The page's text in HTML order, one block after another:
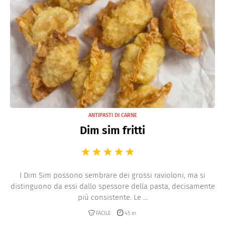
ANTIPASTI DI CARNE
Dim sim fritti
I Dim Sim possono sembrare dei grossi ravioloni, ma si
distinguono da essi dallo spessore della pasta, decisamente
più consistente. Le ...
FACILE 45 m